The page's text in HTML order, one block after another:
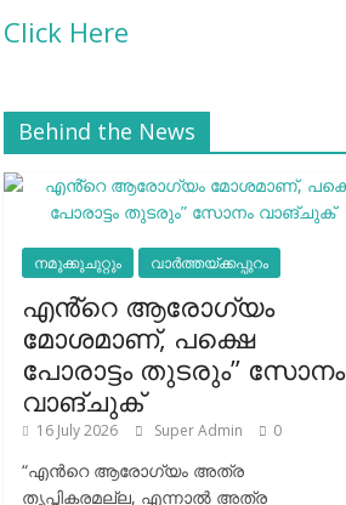
Click Here
Behind the News
നമുക്കുചുറ്റും വാർത്തയ്ക്കപ്പുറം
എൻ്റെ ആരോഗ്യം
മോശമാണ്, പക്ഷെ
പോരാട്ടം തുടരും” സോനം
വാങ്ചുക്
16 July 2026 Super Admin 0
“എന്‍റെ ആരോഗ്യം അത്ര
തൃപ്തികരമല്ല, എന്നാൽ അത്ര